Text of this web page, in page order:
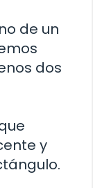
de un
dos
y